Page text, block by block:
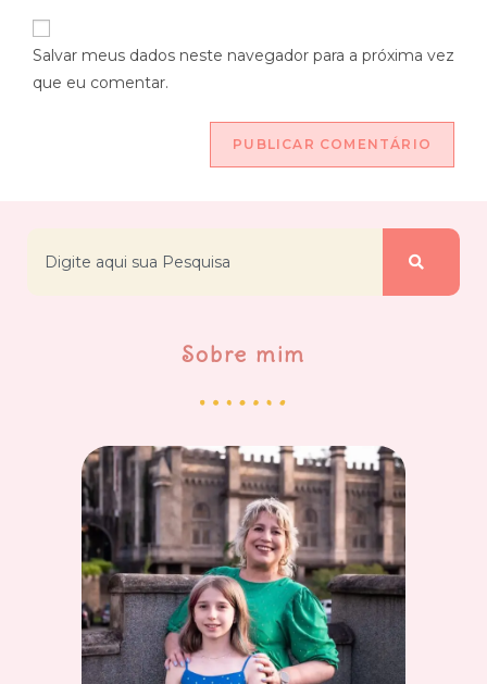
Salvar meus dados neste navegador para a próxima vez
que eu comentar.
Sobre mim